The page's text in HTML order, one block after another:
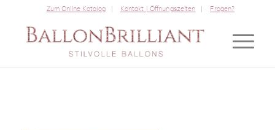
Zum Online Katalog Kontakt | Öffnungszeiten Fragen?